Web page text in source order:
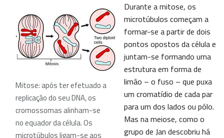
Mitose: após ter efetuado a
replicação do seu DNA, os
cromossomas alinham-se
no equador da célula. Os
microtúbulos ligam-se aos
Durante a mitose, os
microtúbulos começam a
formar-se a partir de dois
pontos opostos da célula e
juntam-se formando uma
estrutura em forma de
limão – o fuso – que puxa
um cromatídio de cada par
para um dos lados ou pólo.
Mas na meiose, como o
grupo de Jan descobriu há